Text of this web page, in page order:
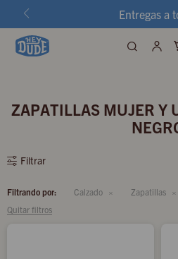
Entregas a
ZAPATILLAS MUJER Y
Filtrando por: Calzado Zapatillas
Quitar filtros